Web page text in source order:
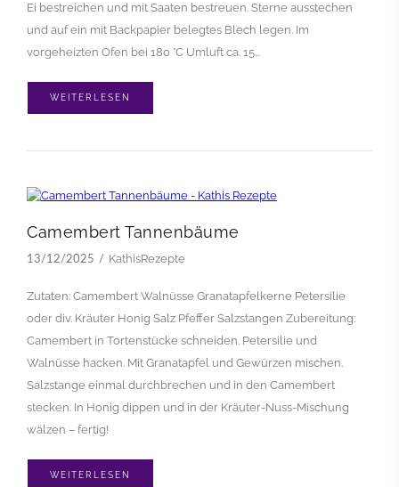
Ei bestreichen und mit Saaten bestreuen. Sterne ausstechen
und auf ein mit Backpapier belegtes Blech legen. Im
vorgeheizten Ofen bei 180 °C Umluft ca. 15…
WEITERLESEN
Camembert Tannenbäume
13/12/2025 KathisRezepte
Zutaten: Camembert Walnüsse Granatapfelkerne Petersilie
oder div. Kräuter Honig Salz Pfeffer Salzstangen Zubereitung:
Camembert in Tortenstücke schneiden. Petersilie und
Walnüsse hacken. Mit Granatapfel und Gewürzen mischen.
Salzstange einmal durchbrechen und in den Camembert
stecken. In Honig dippen und in der Kräuter-Nuss-Mischung
wälzen – fertig!
WEITERLESEN